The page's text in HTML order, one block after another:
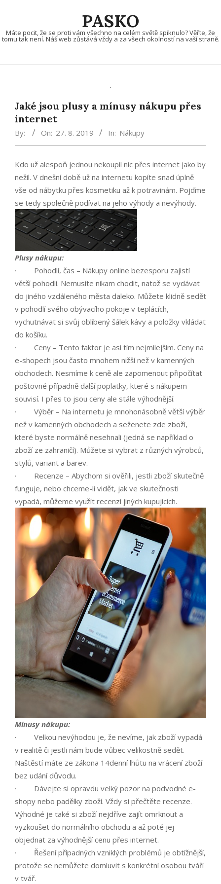
content
PASKO
Máte pocit, že se proti vám všechno na celém světě spiknulo? Věřte, že
tomu tak není. Náš web zůstává vždy a za všech okolností na vaší straně.
Jaké jsou plusy a mínusy nákupu přes
internet
By: On: 27. 8. 2019 In: Nákupy
Kdo už alespoň jednou nekoupil nic přes internet jako by
nežil. V dnešní době už na internetu kopíte snad úplně
vše od nábytku přes kosmetiku až k potravinám. Pojďme
se tedy společně podívat na jeho výhody a nevýhody.
Plusy nákupu:
· Pohodlí, čas – Nákupy online bezesporu zajistí
větší pohodlí. Nemusíte nikam chodit, natož se vydávat
do jiného vzdáleného města daleko. Můžete klidně sedět
v pohodlí svého obývacího pokoje v teplácích,
vychutnávat si svůj oblíbený šálek kávy a položky vkládat
do košíku.
· Ceny – Tento faktor je asi tím nejmilejším. Ceny na
e-shopech jsou často mnohem nižší než v kamenných
obchodech. Nesmíme k ceně ale zapomenout připočítat
poštovné případně další poplatky, které s nákupem
souvisí. I přes to jsou ceny ale stále výhodnější.
· Výběr – Na internetu je mnohonásobně větší výběr
než v kamenných obchodech a seženete zde zboží,
které byste normálně nesehnali (jedná se například o
zboží ze zahraničí). Můžete si vybrat z různých výrobců,
stylů, variant a barev.
· Recenze – Abychom si ověřili, jestli zboží skutečně
funguje, nebo chceme-li vidět, jak ve skutečnosti
vypadá, můžeme využít recenzí jiných kupujících.
Mínusy nákupu:
· Velkou nevýhodou je, že nevíme, jak zboží vypadá
v realitě či jestli nám bude vůbec velikostně sedět.
Naštěstí máte ze zákona 14denní lhůtu na vrácení zboží
bez udání důvodu.
· Dávejte si opravdu velký pozor na podvodné e-
shopy nebo padělky zboží. Vždy si přečtěte recenze.
Výhodné je také si zboží nejdříve zajít omrknout a
vyzkoušet do normálního obchodu a až poté jej
objednat za výhodnější cenu přes internet.
· Řešení případných vzniklých problémů je obtížnější,
protože se nemůžete domluvit s konkrétní osobou tváří
v tvář.